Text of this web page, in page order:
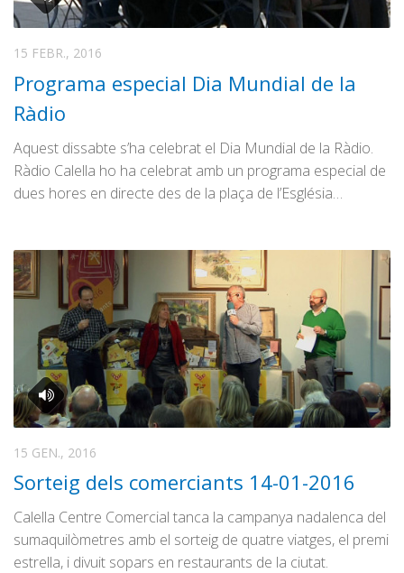
15 FEBR., 2016
Programa especial Dia Mundial de la
Ràdio
Aquest dissabte s’ha celebrat el Dia Mundial de la Ràdio.
Ràdio Calella ho ha celebrat amb un programa especial de
dues hores en directe des de la plaça de l’Església…
15 GEN., 2016
Sorteig dels comerciants 14-01-2016
Calella Centre Comercial tanca la campanya nadalenca del
sumaquilòmetres amb el sorteig de quatre viatges, el premi
estrella, i divuit sopars en restaurants de la ciutat.